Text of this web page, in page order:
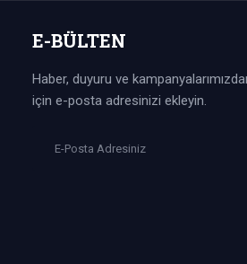
E-BÜLTEN
Haber, duyuru ve
için e-posta adresinizi ekleyin.